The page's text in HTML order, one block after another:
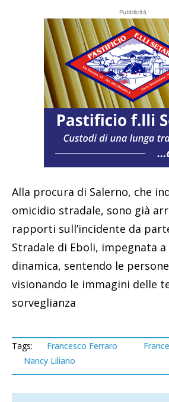
Pubblicità
Alla procura di Salerno, che
omicidio stradale, sono già
rapporti sull’incidente da
Stradale di Eboli, impegnata
dinamica, sentendo le
visionando le immagini delle
sorveglianza
Tags: Francesco Ferraro
Nancy Liliano